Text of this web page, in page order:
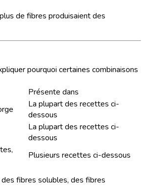
de fibres produisaient des
pourquoi certaines combinaisons
Présente dans
La plupart des recettes ci-
dessous
La plupart des recettes ci-
dessous
Plusieurs recettes ci-dessous
fibres solubles, des fibres